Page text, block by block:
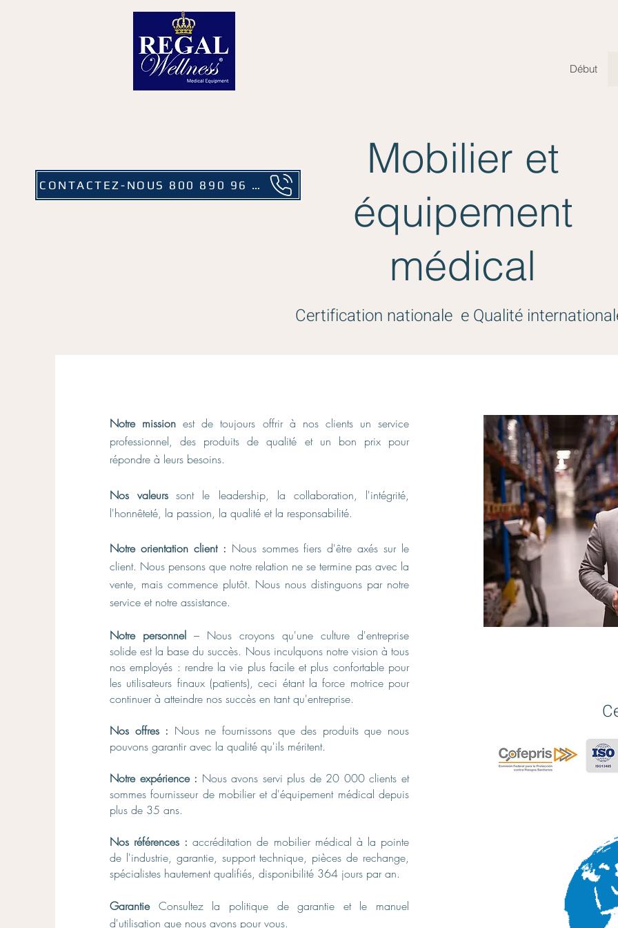
Début
CONTACTEZ-NOUS 800 890 96 05
Mobilier et
équipement
médical
Certification nationale e Qualité
Notre mission est de toujours offrir à nos clients un service
professionnel, des produits de qualité et un bon prix pour
répondre à leurs besoins.
Nos valeurs sont le leadership, la collaboration, l'intégrité,
l'honnêteté, la passion, la qualité et la responsabilité.
Notre orientation client : Nous sommes fiers d'être axés sur le
client. Nous pensons que notre relation ne se termine pas avec la
vente, mais commence plutôt. Nous nous distinguons par notre
service et notre assistance.
Notre personnel – Nous croyons qu'une culture d'entreprise
solide est la base du succès. Nous inculquons notre vision à tous
nos employés : rendre la vie plus facile et plus confortable pour
les utilisateurs finaux (patients), ceci étant la force motrice pour
continuer à atteindre nos succès en tant qu'entreprise.
Nos offres : Nous ne fournissons que des produits que nous
pouvons garantir avec la qualité qu'ils méritent.
Notre expérience : Nous avons servi plus de 20 000 clients et
sommes fournisseur de mobilier et d'équipement médical depuis
plus de 35 ans.
Nos références : accréditation de mobilier médical à la pointe
de l'industrie, garantie, support technique, pièces de rechange,
spécialistes hautement qualifiés, disponibilité 364 jours par an.
GarantieConsultez la politique de garantie et le manuel
d'utilisation que nous avons pour vous.